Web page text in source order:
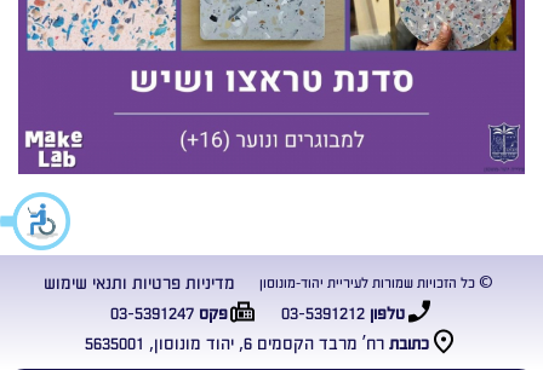
כתובת רח’ מרבד הקסמים 6, יהוד מונוסון, 5635001
טלפון03-5391212 פקס03-5391247
© כל הזכויות שמורות לעיריית יהוד-מונוסון מדיניות פרטיות ותנאי שימוש